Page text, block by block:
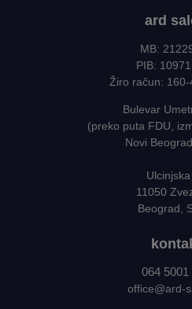
ard
MB:
PIB:
Žiro račun:
Bulevar
(preko puta FDU,
Novi
11050
Beograd,
064 5001
office@ard-